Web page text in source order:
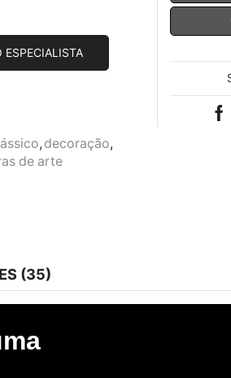
ESPECIALISTA
, decoração,
de arte
(35)